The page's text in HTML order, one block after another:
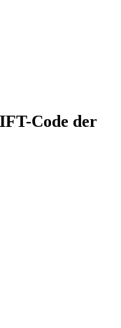
Code der